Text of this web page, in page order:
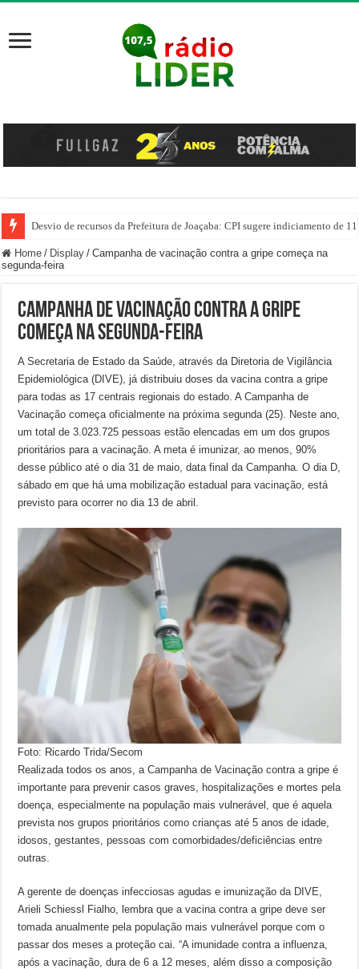
Desvio de recursos da Prefeitura de Joaçaba: CPI sugere indiciamento de 11
PM prende homem por agredir companheira e apreende quase 1 kg de
Home / Display / Campanha de vacinação contra a gripe começa na
segunda-feira
Campanha de vacinação contra a gripe
começa na segunda-feira
A Secretaria de Estado da Saúde, através da Diretoria de Vigilância
Epidemiológica (DIVE), já distribuiu doses da vacina contra a gripe
para todas as 17 centrais regionais do estado. A Campanha de
Vacinação começa oficialmente na próxima segunda (25). Neste ano,
um total de 3.023.725 pessoas estão elencadas em um dos grupos
prioritários para a vacinação. A meta é imunizar, ao menos, 90%
desse público até o dia 31 de maio, data final da Campanha. O dia D,
sábado em que há uma mobilização estadual para vacinação, está
previsto para ocorrer no dia 13 de abril.
Foto: Ricardo Trida/Secom
Realizada todos os anos, a Campanha de Vacinação contra a gripe é
importante para prevenir casos graves, hospitalizações e mortes pela
doença, especialmente na população mais vulnerável, que é aquela
prevista nos grupos prioritários como crianças até 5 anos de idade,
idosos, gestantes, pessoas com comorbidades/deficiências entre
outras.
A gerente de doenças infecciosas agudas e imunização da DIVE,
Arieli Schiessl Fialho, lembra que a vacina contra a gripe deve ser
tomada anualmente pela população mais vulnerável porque com o
passar dos meses a proteção cai. “A imunidade contra a influenza,
após a vacinação, dura de 6 a 12 meses, além disso a composição